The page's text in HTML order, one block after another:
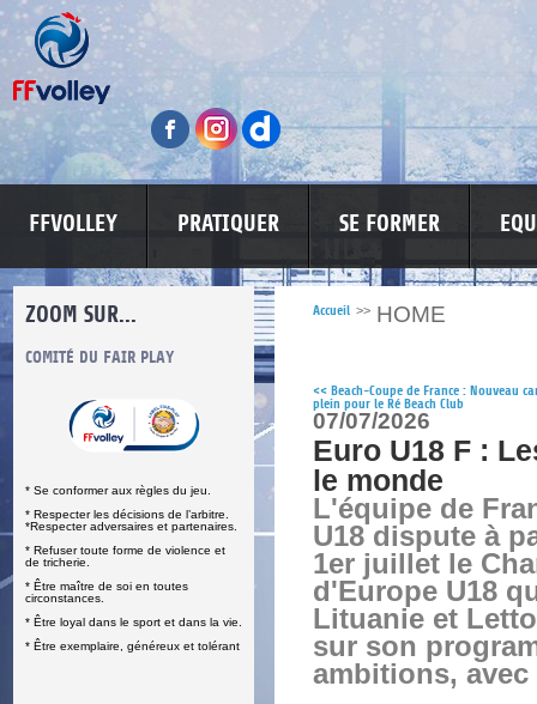
FFVOLLEY PRATIQUER SE FORMER
ZOOM SUR...
COMITÉ DU FAIR PLAY
* Se conformer aux règles du jeu.
* Respecter les décisions de l’arbitre.
*Respecter adversaires et partenaires.
* Refuser toute forme de violence et
de tricherie.
* Être maître de soi en toutes
circonstances.
* Être loyal dans le sport et dans la vie.
* Être exemplaire, généreux et tolérant
LUTTE CONTRE LES VIOLENCES
Accueil >> HOME
<< Beach-Coupe de France : Nouveau
plein pour le Ré Beach Club
07/07/2026
Euro U18 F :
le monde
L'équipe de
U18 dispute à
1er juillet le
d'Europe U18
Lituanie et
sur son
ambitions,